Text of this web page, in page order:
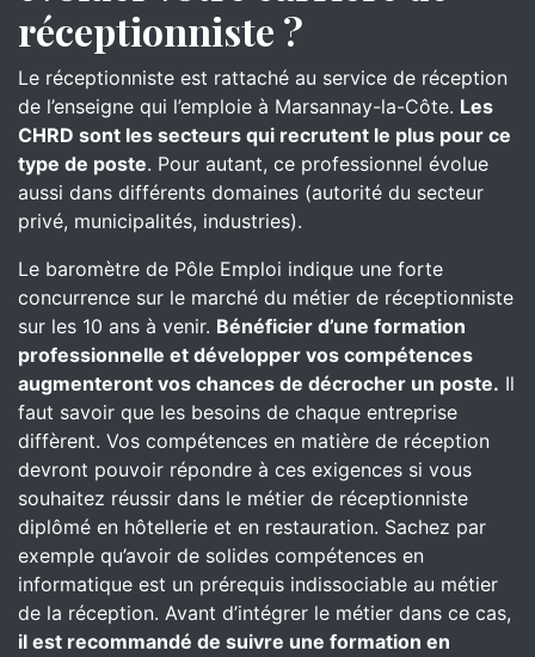
réceptionniste ?
Le réceptionniste est rattaché au service de réception
de l’enseigne qui l’emploie à Marsannay-la-Côte. Les
CHRD sont les secteurs qui recrutent le plus pour ce
type de poste. Pour autant, ce professionnel évolue
aussi dans différents domaines (autorité du secteur
privé, municipalités, industries).
Le baromètre de Pôle Emploi indique une forte
concurrence sur le marché du métier de réceptionniste
sur les 10 ans à venir. Bénéficier d’une formation
professionnelle et développer vos compétences
augmenteront vos chances de décrocher un poste. Il
faut savoir que les besoins de chaque entreprise
diffèrent. Vos compétences en matière de réception
devront pouvoir répondre à ces exigences si vous
souhaitez réussir dans le métier de réceptionniste
diplômé en hôtellerie et en restauration. Sachez par
exemple qu’avoir de solides compétences en
informatique est un prérequis indissociable au métier
de la réception. Avant d’intégrer le métier dans ce cas,
il est recommandé de suivre une formation en